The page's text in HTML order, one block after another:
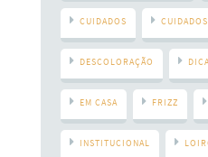
CUIDADOS
DESCOLORAÇÃO
EM CASA FRIZZ
INSTITUCIONAL